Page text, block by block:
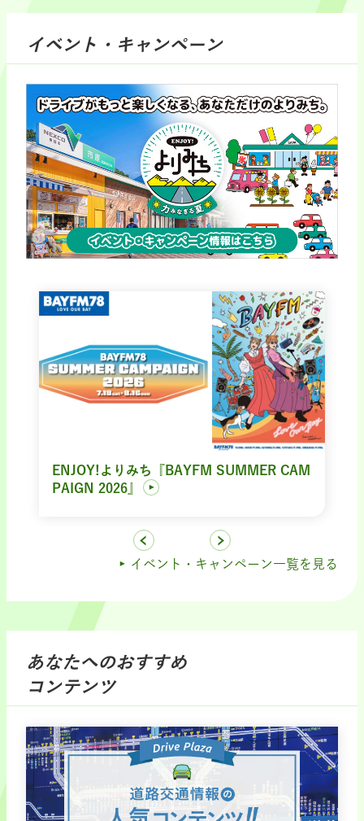
イベント・キャンペーン
ENJOY!よりみち『BAYFM SUMMER CAM
PAIGN 2026』
イベント・キャンペーン一覧を見る
あなたへのおすすめ
コンテンツ